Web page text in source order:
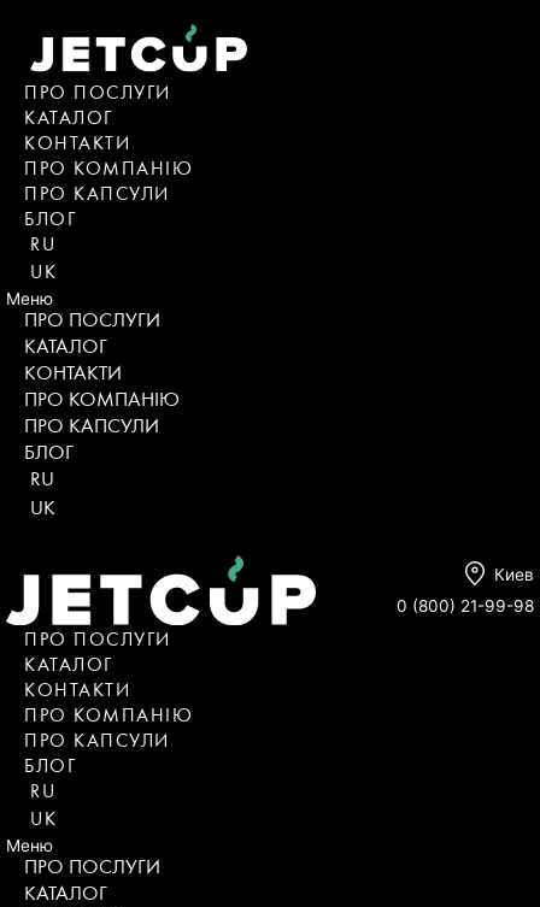
ПРО ПОСЛУГИ
КАТАЛОГ
KОНТАКТИ
ПРО КОМПАНІЮ
ПРО КАПСУЛИ
БЛОГ
RU
UK
Меню
ПРО ПОСЛУГИ
КАТАЛОГ
KОНТАКТИ
ПРО КОМПАНІЮ
ПРО КАПСУЛИ
БЛОГ
RU
UK
Киев
0 (800) 21-99-98
ПРО ПОСЛУГИ
КАТАЛОГ
KОНТАКТИ
ПРО КОМПАНІЮ
ПРО КАПСУЛИ
БЛОГ
RU
UK
Меню
ПРО ПОСЛУГИ
КАТАЛОГ